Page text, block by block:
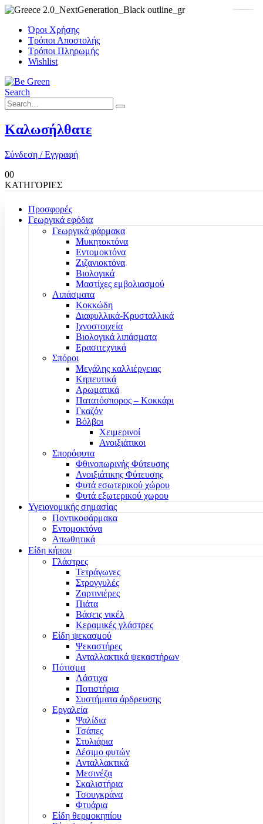
Όροι Χρήσης
Τρόποι Αποστολής
Τρόποι Πληρωμής
Wishlist
Search
Καλωσήλθατε
Σύνδεση / Εγγραφή
00
ΚΑΤΗΓΟΡΙΕΣ
Προσφορές
Γεωργικά εφόδια
Γεωργικά φάρμακα
Μυκητοκτόνα
Εντομοκτόνα
Ζιζανιοκτόνα
Βιολογικά
Μαστίχες εμβολιασμού
Λιπάσματα
Κοκκώδη
Διαφυλλικά-Κρυσταλλικά
Ιχνοστοιχεία
Βιολογικά λιπάσματα
Ερασιτεχνικά
Σπόροι
Μεγάλης καλλιέργειας
Κηπευτικά
Αρωματικά
Πατατόσπορος – Κοκκάρι
Γκαζόν
Βόλβοι
Χειμερινοί
Ανοιξιάτικοι
Σπορόφυτα
Φθινοπωρινής Φύτευσης
Ανοιξιάτικης Φύτευσης
Φυτά εσωτερικού χώρου
Φυτά εξωτερικού χωρου
Υγειονομικής σημασίας
Ποντικοφάρμακα
Εντομοκτόνα
Απωθητικά
Είδη κήπου
Γλάστρες
Τετράγωνες
Στρογγυλές
Ζαρτινιέρες
Πιάτα
Βάσεις νικέλ
Κεραμικές γλάστρες
Είδη ψεκασμού
Ψεκαστήρες
Ανταλλακτικά ψεκαστήρων
Πότισμα
Λάστιχα
Ποτιστήρια
Συστήματα άρδρευσης
Εργαλεία
Ψαλίδια
Τσάπες
Στυλιάρια
Δέσιμο φυτών
Ανταλλακτικά
Μεσινέζα
Σκαλιστήρια
Τσουγκράνα
Φτυάρια
Είδη θερμοκηπίου